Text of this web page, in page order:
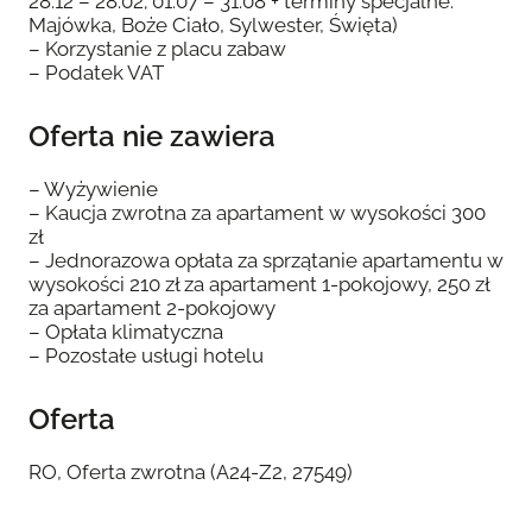
Majówka, Boże Ciało, Sylwester, Święta)
– Korzystanie z placu zabaw
– Podatek VAT
Oferta nie zawiera
– Wyżywienie
– Kaucja zwrotna za apartament w wysokości 300
zł
– Jednorazowa opłata za sprzątanie apartamentu w
wysokości 210 zł za apartament 1-pokojowy, 250 zł
za apartament 2-pokojowy
– Opłata klimatyczna
– Pozostałe usługi hotelu
Oferta
RO, Oferta zwrotna (A24-Z2, 27549)